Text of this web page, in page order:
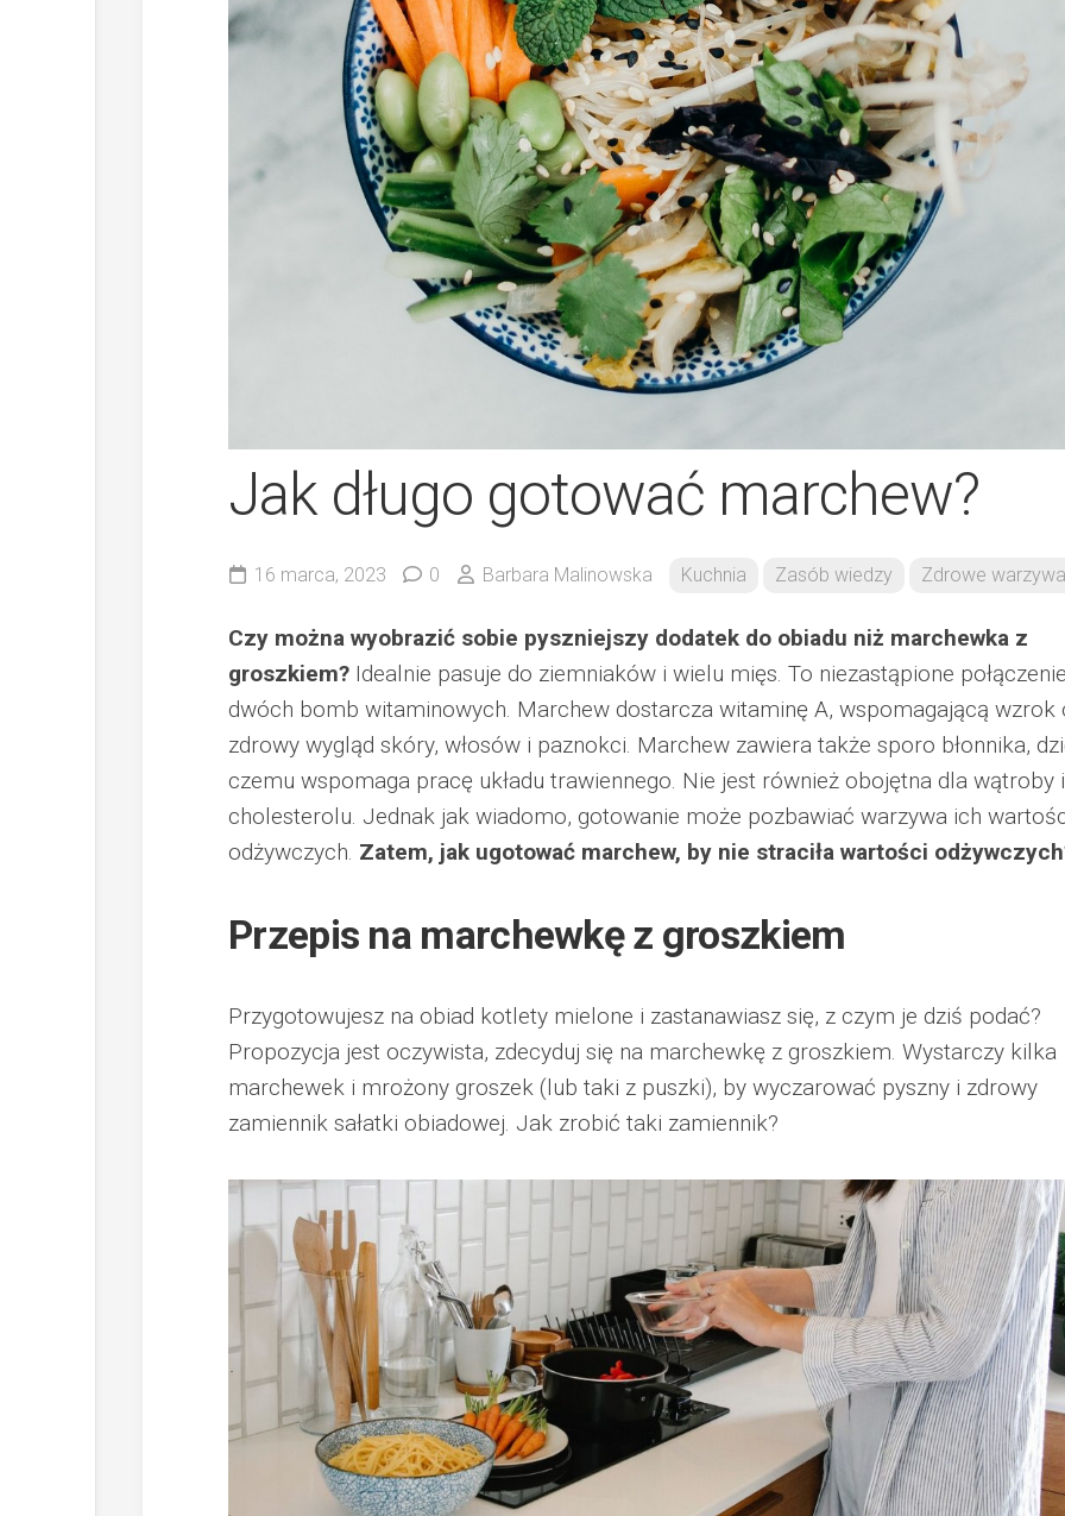
Jak długo gotować marchew?
16 marca, 2023 0 Barbara Malinowska Kuchnia Zasób wiedzy Zdrowe warzywa
Czy można wyobrazić sobie pyszniejszy dodatek do obiadu niż marchewka z
groszkiem? Idealnie pasuje do ziemniaków i wielu mięs. To niezastąpione połączenie
dwóch bomb witaminowych. Marchew dostarcza witaminę A, wspomagającą wzrok
zdrowy wygląd skóry, włosów i paznokci. Marchew zawiera także sporo błonnika,
czemu wspomaga pracę układu trawiennego. Nie jest również obojętna dla wątroby i
cholesterolu. Jednak jak wiadomo, gotowanie może pozbawiać warzywa ich
odżywczych. Zatem, jak ugotować marchew, by nie straciła wartości
Przepis na marchewkę z groszkiem
Przygotowujesz na obiad kotlety mielone i zastanawiasz się, z czym je dziś podać?
Propozycja jest oczywista, zdecyduj się na marchewkę z groszkiem. Wystarczy kilka
marchewek i mrożony groszek (lub taki z puszki), by wyczarować pyszny i zdrowy
zamiennik sałatki obiadowej. Jak zrobić taki zamiennik?